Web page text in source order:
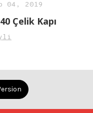
04, 2019
Çelik Kapı